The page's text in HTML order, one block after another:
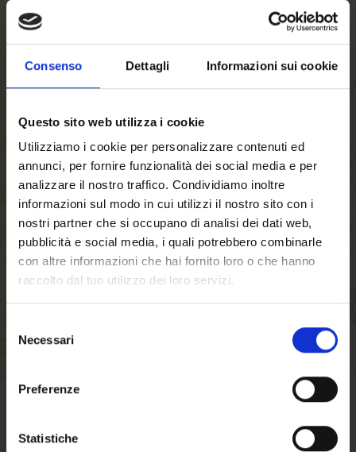
Benvenuto su forst.it
Consenso Dettagli Informazioni sui cookie
Questo sito web utilizza i cookie
Utilizziamo i cookie per personalizzare contenuti ed
annunci, per fornire funzionalità dei social media e per
analizzare il nostro traffico. Condividiamo inoltre
informazioni sul modo in cui utilizzi il nostro sito con i
nostri partner che si occupano di analisi dei dati web,
pubblicità e social media, i quali potrebbero combinarle
con altre informazioni che hai fornito loro o che hanno
raccolto dal tuo utilizzo dei loro servizi.
delNecessari
Preferenze
Statistiche
NUOVI CLIENTI
Creando un account sul nostro negozio, sarai in
grado di muoverti più velocemente attraverso il
processo di checkout, memorizzare più indirizzi
di spedizione, visualizzare e tracciare i tuoi
ordini nel tuo account e molto altro.
CREA UN ACCOUNT
CONDIZIONI DI VENDITA